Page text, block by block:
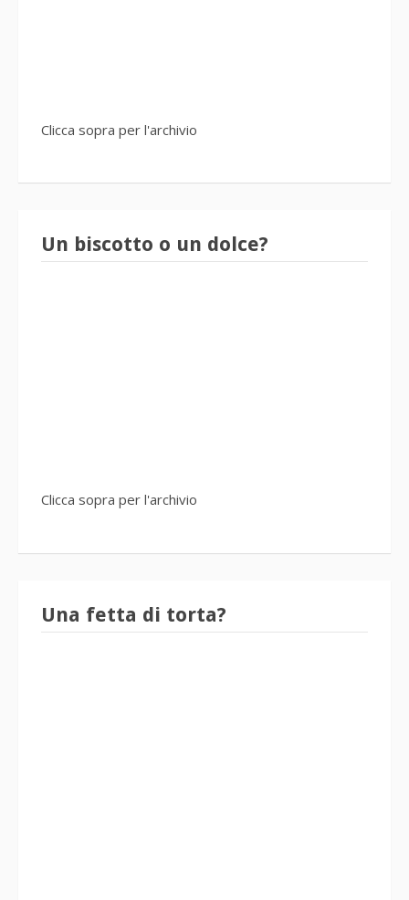
Clicca sopra per l'archivio
Un biscotto o un dolce?
Clicca sopra per l'archivio
Una fetta di torta?